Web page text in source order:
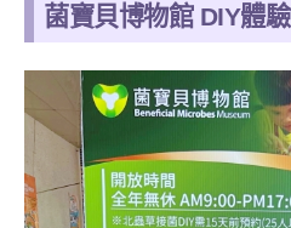
菌寶貝博物館 DIY體驗